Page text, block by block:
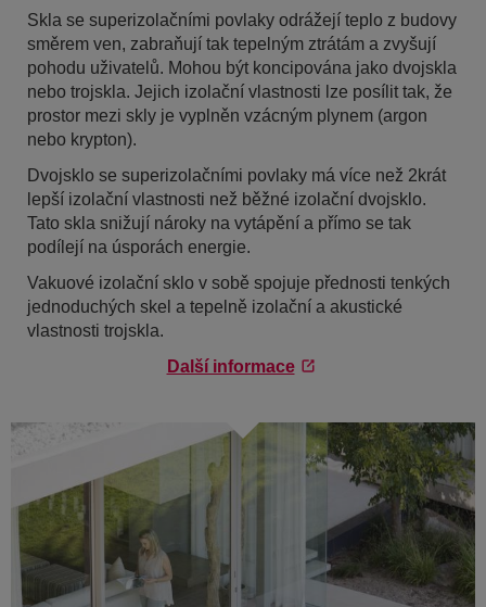
Skla se superizolačními povlaky odrážejí teplo z budovy
směrem ven, zabraňují tak tepelným ztrátám a zvyšují
pohodu uživatelů. Mohou být koncipována jako dvojskla
nebo trojskla. Jejich izolační vlastnosti lze posílit tak, že
prostor mezi skly je vyplněn vzácným plynem (argon
nebo krypton).
Dvojsklo se superizolačními povlaky má více než 2krát
lepší izolační vlastnosti než běžné izolační dvojsklo.
Tato skla snižují nároky na vytápění a přímo se tak
podílejí na úsporách energie.
Vakuové izolační sklo v sobě spojuje přednosti tenkých
jednoduchých skel a tepelně izolační a akustické
vlastnosti trojskla.
Další informace